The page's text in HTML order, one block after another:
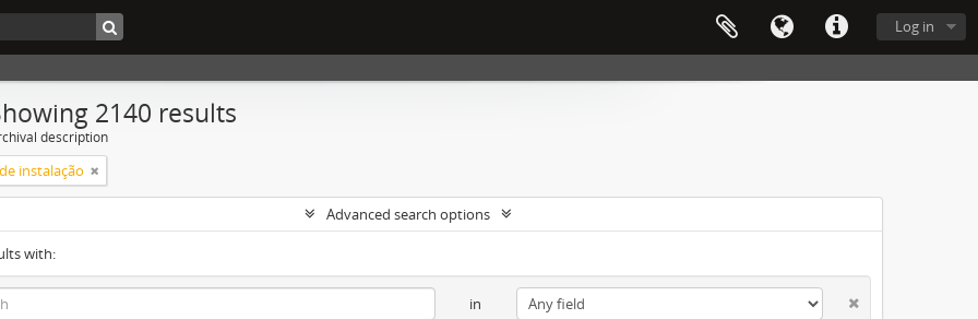
Log in
2140 results
description
instalação
Advanced search options
with:
in